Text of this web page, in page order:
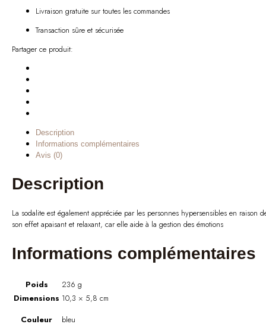
Livraison gratuite sur toutes les commandes
Transaction sûre et sécurisée
Partager ce produit:
Description
Informations complémentaires
Avis (0)
Description
La sodalite est également appréciée par les personnes hypersensibles en raison
son effet apaisant et relaxant, car elle aide à la gestion des émotions
Informations complémentaires
Poids
236 g
Dimensions 10,3 × 5,8 cm
Couleur
bleu